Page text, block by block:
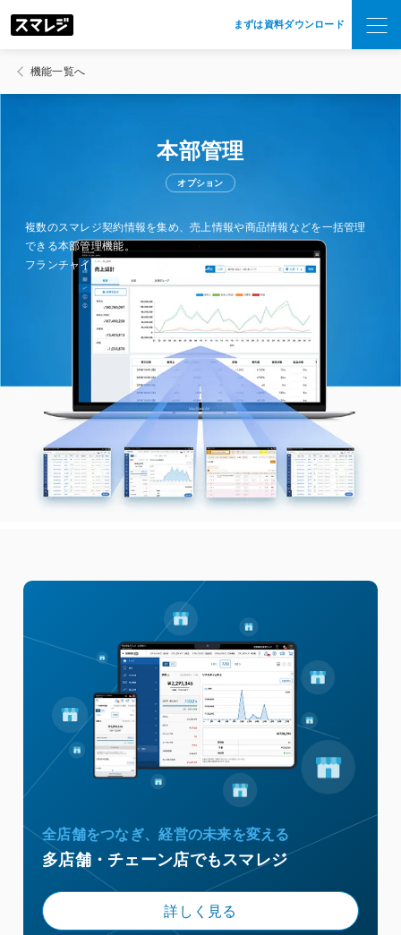
まずは資料ダウンロード
本部管理
オプション
複数のスマレジ契約情報を集め、売上情報や商品情報などを一括管理
できる本部管理機能。
フランチャイズや多業態展開で活用していただけます。
全店舗をつなぎ、経営の未来を変える
多店舗・チェーン店でもスマレジ
詳しく見る
機能一覧へ